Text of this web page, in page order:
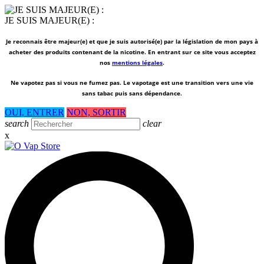
JE SUIS MAJEUR(E) :
Je reconnais être majeur(e) et que je suis autorisé(e) par la législation de mon pays à
acheter des produits contenant de la nicotine. En entrant sur ce site vous acceptez
nos mentions légales.
Ne vapotez pas si vous ne fumez pas. Le vapotage est une transition vers une vie
sans tabac puis sans dépendance.
OUI, ENTRER NON, SORTIR
search
clear
x